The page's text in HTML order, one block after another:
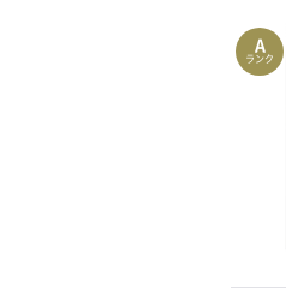
A
ランク